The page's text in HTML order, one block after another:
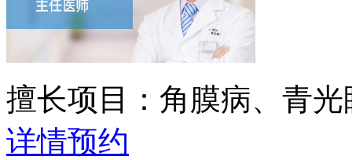
擅长项目： 角膜病、青
详情预约